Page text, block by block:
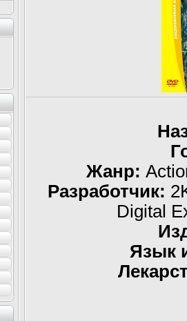
Жанр:
Разработчик:
Digital
Язык